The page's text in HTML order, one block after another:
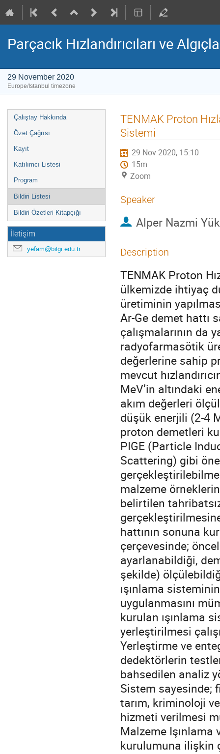
Parçacık Hızlandırıcıları ve
29 November 2020
Europe/Istanbul timezone
Event
menu
Çalıştay Hakkında
Özet Çağrısı
Kayıt
Katılımcı Listesi
Program
Bildiri Listesi
Bildiri Özetleri Kitapçığı
İletişim
yefam@bilgi.edu.tr
TENMAK Proton
Sistemi
29 Nov 2020, 15:10
15m
Zoom
Speaker
Alper Nazmi
Description
TENMAK Proton
ülkemizde ihtiyaç
üretiminin
Ar-Ge demet hattı
çalışmalarının da
radyofarmasötik
değerlerine sahip
mevcut
MeV’in altındaki
akım değerleri
düşük enerjili (2-4
proton demetleri
PIGE (Particle
Scattering) gibi
malzeme
belirtilen
hattının sonuna
çerçevesinde;
ayarlanabildiği,
şekilde)
ışınlama
uygulanmasını
kurulan ışınlama
yerleştirilmesi
Yerleştirme ve
dedektörlerin
bahsedilen analiz
Sistem sayesinde;
tarım, kriminoloji
hizmeti verilmesi
Malzeme Işınlama
kurulumuna ilişkin